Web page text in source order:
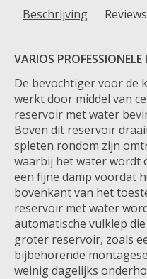
Beschrijving
VARIOS
De bevochtiger voor de
werkt door middel van
reservoir met water
Boven dit reservoir
spleten rondom zijn
waarbij het water wordt
een fijne damp voordat
bovenkant van het
reservoir met water
automatische vulklep
groter reservoir, zoals
bijbehorende
weinig dagelijks